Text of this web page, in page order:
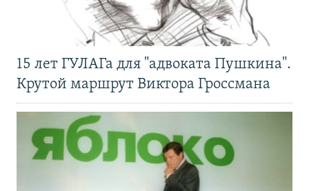
15 лет ГУЛАГа для "адвоката Пушкина".
Крутой маршрут Виктора Гроссмана